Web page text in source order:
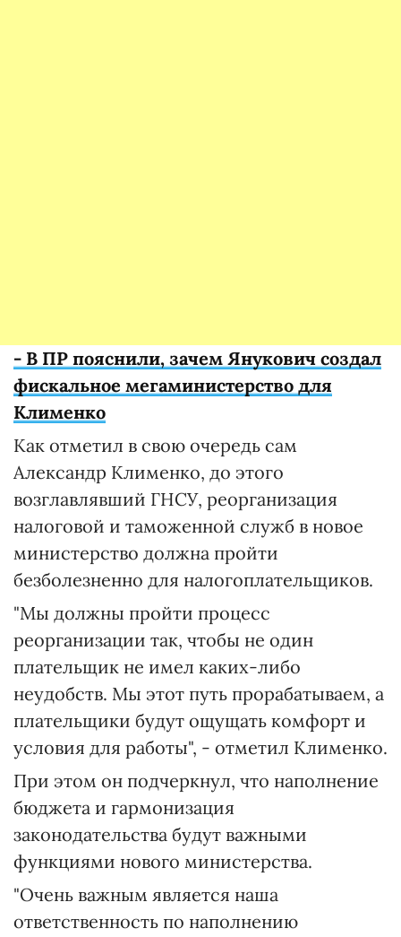
- В ПР пояснили, зачем Янукович создал
фискальное мегаминистерство для
Клименко
Как отметил в свою очередь сам
Александр Клименко, до этого
возглавлявший ГНСУ, реорганизация
налоговой и таможенной служб в новое
министерство должна пройти
безболезненно для налогоплательщиков.
"Мы должны пройти процесс
реорганизации так, чтобы не один
плательщик не имел каких-либо
неудобств. Мы этот путь прорабатываем, а
плательщики будут ощущать комфорт и
условия для работы", - отметил Клименко.
При этом он подчеркнул, что наполнение
бюджета и гармонизация
законодательства будут важными
функциями нового министерства.
"Очень важным является наша
ответственность по наполнению